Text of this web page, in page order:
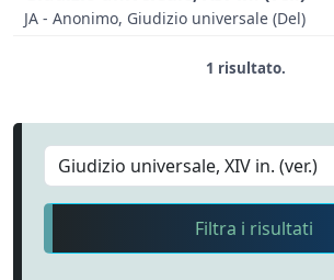
JA - Anonimo, Giudizio universale (Del)
1 risultato.
Filtra i risultati